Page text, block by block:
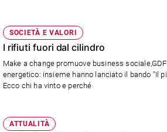
Adolescenza
Bioetica
SOCIETÀ E VALORI
I rifiuti fuori dal cilindro
Make a change promuove business
energetico: insieme hanno lanciato il bando "Il
Ecco chi ha vinto e perché
ATTUALITÀ